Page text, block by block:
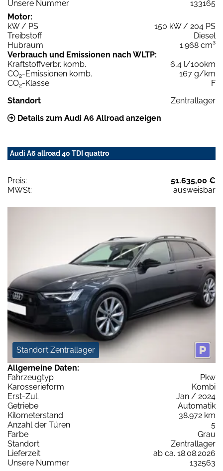
Unsere Nummer
133165
Motor:
kW / PS
150 kW / 204 PS
Treibstoff
Diesel
Hubraum
1.968 cm³
Verbrauch und Emissionen nach WLTP:
Kraftstoffverbr. komb.
6,4 l/100km
CO2-Emissionen komb.
167 g/km
CO2-Klasse
F
Standort
Zentrallager
Details zum Audi A6 Allroad anzeigen
Audi A6 allroad 40 TDI quattro
Preis:
51.635,00 €
MWSt:
ausweisbar
Standort Zentrallager
Allgemeine Daten:
Fahrzeugtyp
Pkw
Karosserieform
Kombi
Erst-Zul.
Jan / 2024
Getriebe
Automatik
Kilometerstand
38.972 km
Anzahl der Türen
5
Farbe
Grau
Standort
Zentrallager
Lieferzeit
ab ca. 18.08.2026
Unsere Nummer
132563